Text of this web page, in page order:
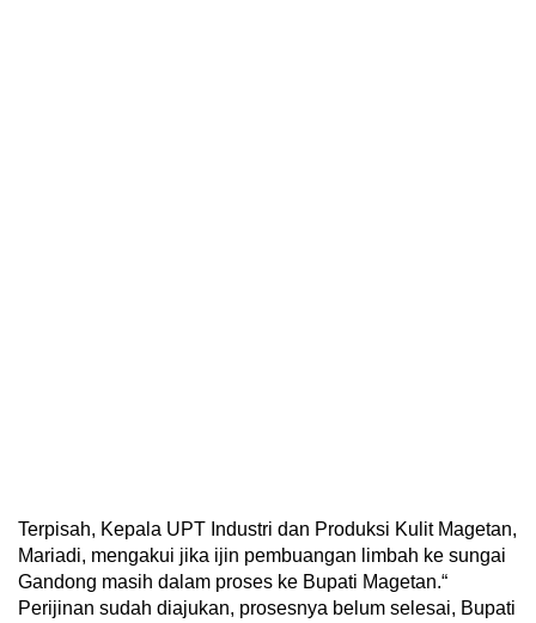
Terpisah, Kepala UPT Industri dan Produksi Kulit Magetan,
Mariadi, mengakui jika ijin pembuangan limbah ke sungai
Gandong masih dalam proses ke Bupati Magetan.“
Perijinan sudah diajukan, prosesnya belum selesai, Bupati